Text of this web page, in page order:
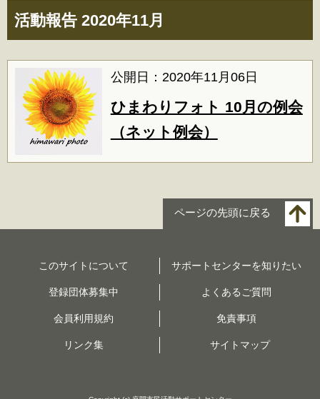
活動報告 2020年11月
公開日：2020年11月06日
ひまわりフォト 10月の例会
（ネット例会）
ページの先頭に戻る
このサイトについて サポートセンターを知りたい
登録団体募集中 よくあるご質問
会員利用規約 免責事項
リンク集 サイトマップ